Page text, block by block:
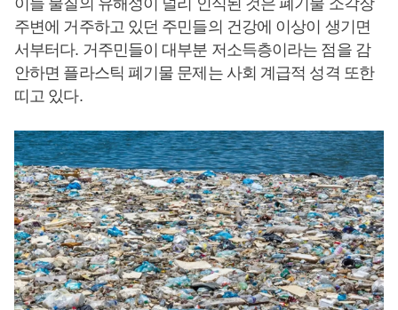
이들 물질의 유해성이 널리 인식된 것은 폐기물 소각장
주변에 거주하고 있던 주민들의 건강에 이상이 생기면
서부터다. 거주민들이 대부분 저소득층이라는 점을 감
안하면 플라스틱 폐기물 문제는 사회 계급적 성격 또한
띠고 있다.